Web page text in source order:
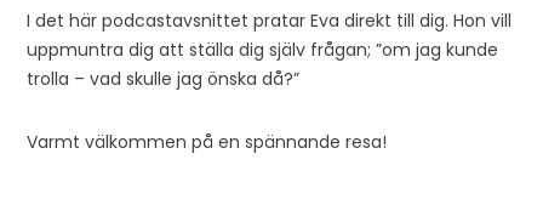
I det här podcastavsnittet pratar Eva direkt till dig. Hon vill
uppmuntra dig att ställa dig själv frågan; ”om jag kunde
trolla – vad skulle jag önska då?”
Varmt välkommen på en spännande resa!